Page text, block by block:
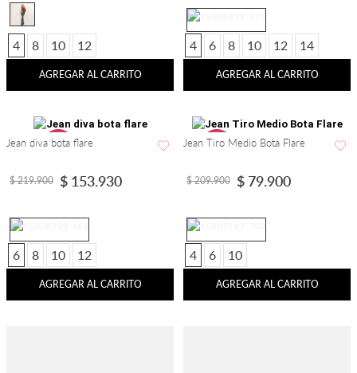
4 8 10 12
AGREGAR AL CARRITO
4 6 8 10 12 14
AGREGAR AL CARRITO
- 30 %
Jean diva bota flare
$ 219.900 $ 153.930
6 8 10 12
AGREGAR AL CARRITO
- 62 %
Jean Tiro Medio Bota Flare
$ 209.900 $ 79.900
4 6 10
AGREGAR AL CARRITO